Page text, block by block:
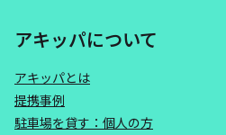
アキッパについて
アキッパとは
提携事例
駐車場を貸す：個人の方